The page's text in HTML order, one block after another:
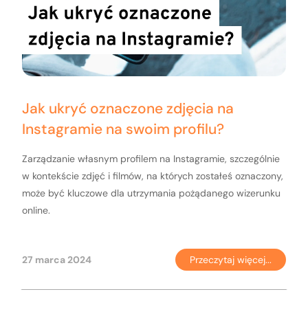
Jak ukryć oznaczone zdjęcia na
Instagramie na swoim profilu?
Zarządzanie własnym profilem na Instagramie, szczególnie
w kontekście zdjęć i filmów, na których zostałeś oznaczony,
może być kluczowe dla utrzymania pożądanego wizerunku
online.
27 marca 2024 Przeczytaj więcej...